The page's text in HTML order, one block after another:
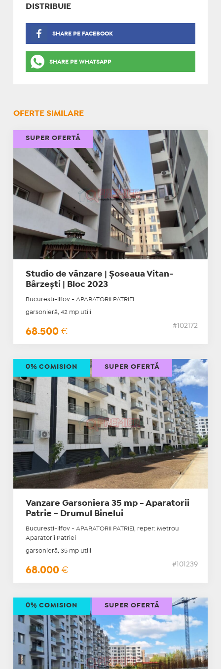
DISTRIBUIE
SHARE PE FACEBOOK
SHARE PE WHATSAPP
OFERTE SIMILARE
Studio de vânzare | Șoseaua Vitan-
Bârzești | Bloc 2023
Bucuresti-Ilfov - APARATORII PATRIEI
garsonieră, 42 mp utili
68.500 €
#102172
SUPER OFERTĂ
Vanzare Garsoniera 35 mp - Aparatorii
Patrie - Drumul Binelui
Bucuresti-Ilfov - APARATORII PATRIEI, reper: Metrou
Aparatorii Patriei
garsonieră, 35 mp utili
68.000 €
#101239
0% COMISION SUPER OFERTĂ
0% COMISION SUPER OFERTĂ